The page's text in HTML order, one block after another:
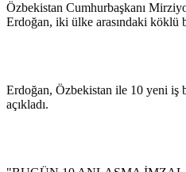
Özbekistan Cumhurbaşkanı
Erdoğan, iki ülke arasındaki köklü
Erdoğan, Özbekistan ile 10 yeni iş
açıkladı.